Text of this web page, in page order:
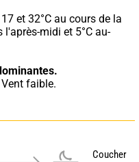
et 32°C au cours de la
l'après-midi et 5°C au-
faible.
Coucher